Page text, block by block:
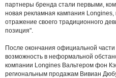
партнеры бренда стали первыми,
новая рекламная кампания
отражение своего традиционного
позиция".
После окончания официальной
возможность в неформальной
компании Longines Вальтером фон
региональным продажам Вивиан